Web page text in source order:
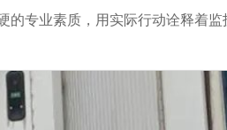
专业素质，用实际行动诠释着监